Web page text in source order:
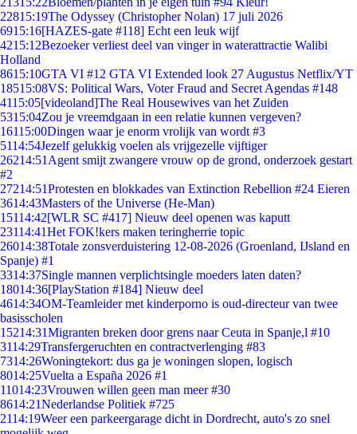
22815:19The Odyssey (Christopher Nolan) 17 juli 2026
6915:16[HAZES-gate #118] Echt een leuk wijf
4215:12Bezoeker verliest deel van vinger in waterattractie Walibi
Holland
8615:10GTA VI #12 GTA VI Extended look 27 Augustus Netflix/YT
18515:08VS: Political Wars, Voter Fraud and Secret Agendas #148
4115:05[videoland]The Real Housewives van het Zuiden
5315:04Zou je vreemdgaan in een relatie kunnen vergeven?
16115:00Dingen waar je enorm vrolijk van wordt #3
5114:54Jezelf gelukkig voelen als vrijgezelle vijftiger
26214:51 Agent smijt zwangere vrouw op de grond, onderzoek gestart
#2
27214:51Protesten en blokkades van Extinction Rebellion #24 Eieren
3614:43Masters of the Universe (He-Man)
15114:42[WLR SC #417] Nieuw deel openen was kaputt
23114:41Het FOK!kers maken teringherrie topic
26014:38Totale zonsverduistering 12-08-2026 (Groenland, IJsland en
Spanje) #1
3314:37Single mannen verplichtsingle moeders laten daten?
18014:36[PlayStation #184] Nieuw deel
4614:34OM-Teamleider met kinderporno is oud-directeur van twee
basisscholen
15214:31Migranten breken door grens naar Ceuta in Spanje,l #10
3114:29Transfergeruchten en contractverlenging #83
7314:26Woningtekort: dus ga je woningen slopen, logisch
8014:25Vuelta a España 2026 #1
11014:23Vrouwen willen geen man meer #30
8614:21Nederlandse Politiek #725
2114:19Weer een parkeergarage dicht in Dordrecht, auto's zo snel